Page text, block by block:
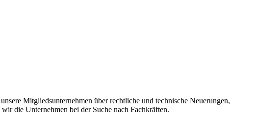
Mitgliedsunternehmen über rechtliche und technische Neuerungen,
wir die Unternehmen bei der Suche nach Fachkräften.